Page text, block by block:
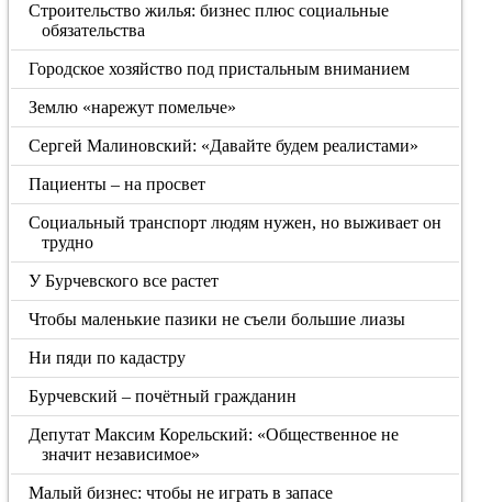
Строительство жилья: бизнес плюс социальные
обязательства
Городское хозяйство под пристальным вниманием
Землю «нарежут помельче»
Сергей Малиновский: «Давайте будем реалистами»
Пациенты – на просвет
Социальный транспорт людям нужен, но выживает он
трудно
У Бурчевского все растет
Чтобы маленькие пазики не съели большие лиазы
Ни пяди по кадастру
Бурчевский – почётный гражданин
Депутат Максим Корельский: «Общественное не
значит независимое»
Малый бизнес: чтобы не играть в запасе